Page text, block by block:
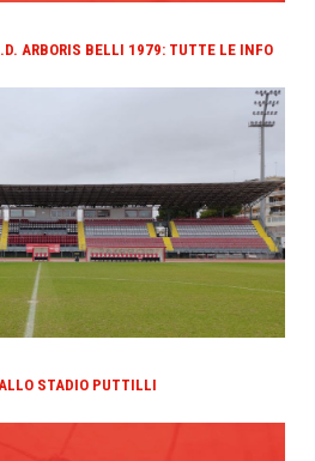
ARBORIS BELLI 1979: TUTTE LE INFO
STADIO PUTTILLI